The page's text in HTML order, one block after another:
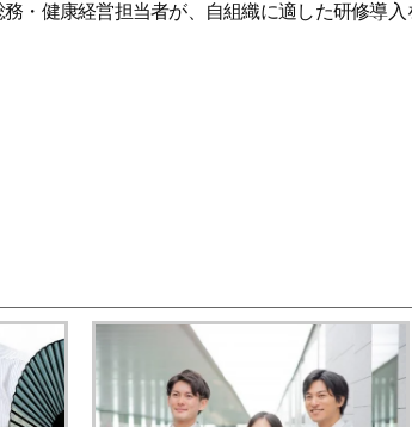
・健康経営担当者が、自組織に適した研修導